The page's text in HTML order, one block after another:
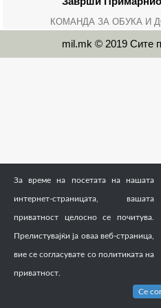
КОМАНДА ЗА ОБУКА И
mil.mk © 2019 Сите
За време на посетата на нашата
интернет-страницата, вашата
приватност целосно се почитува.
Прелистувајќи ја оваа веб-страница,
вие се согласувате со политиката на
приватност.
Се